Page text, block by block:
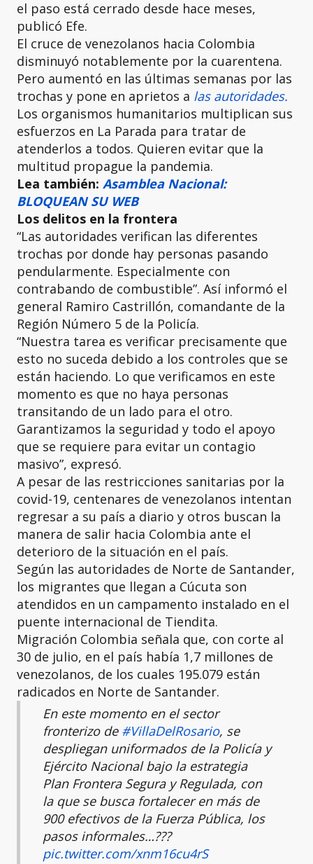
el paso está cerrado desde hace meses,
publicó Efe.
El cruce de venezolanos hacia Colombia
disminuyó notablemente por la cuarentena.
Pero aumentó en las últimas semanas por las
trochas y pone en aprietos a las autoridades.
Los organismos humanitarios multiplican sus
esfuerzos en La Parada para tratar de
atenderlos a todos. Quieren evitar que la
multitud propague la pandemia.
Lea también: Asamblea Nacional:
BLOQUEAN SU WEB
Los delitos en la frontera
“Las autoridades verifican las diferentes
trochas por donde hay personas pasando
pendularmente. Especialmente con
contrabando de combustible”. Así informó el
general Ramiro Castrillón, comandante de la
Región Número 5 de la Policía.
“Nuestra tarea es verificar precisamente que
esto no suceda debido a los controles que se
están haciendo. Lo que verificamos en este
momento es que no haya personas
transitando de un lado para el otro.
Garantizamos la seguridad y todo el apoyo
que se requiere para evitar un contagio
masivo”, expresó.
A pesar de las restricciones sanitarias por la
covid-19, centenares de venezolanos intentan
regresar a su país a diario y otros buscan la
manera de salir hacia Colombia ante el
deterioro de la situación en el país.
Según las autoridades de Norte de Santander,
los migrantes que llegan a Cúcuta son
atendidos en un campamento instalado en el
puente internacional de Tiendita.
Migración Colombia señala que, con corte al
30 de julio, en el país había 1,7 millones de
venezolanos, de los cuales 195.079 están
radicados en Norte de Santander.
En este momento en el sector
fronterizo de #VillaDelRosario, se
despliegan uniformados de la Policía y
Ejército Nacional bajo la estrategia
Plan Frontera Segura y Regulada, con
la que se busca fortalecer en más de
900 efectivos de la Fuerza Pública, los
pasos informales…???
pic.twitter.com/xnm16cu4rS